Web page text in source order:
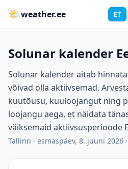
🌤weather.ee ET
Solunar kalender
Solunar kalender aitab
võivad olla aktiivsemad.
kuutõusu, kuuloojangut ning
loojangu aega, et näidata
väiksemaid aktiivsusperioode
Tallinn · esmaspäev, 8. juuni 2026 ·